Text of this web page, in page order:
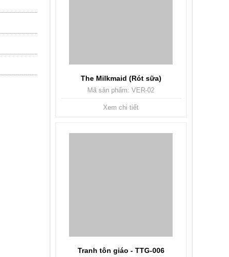
The Milkmaid (Rót sữa)
Mã sản phẩm: VER-02
Xem chi tiết
Tranh tôn giáo - TTG-006